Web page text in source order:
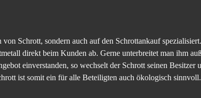
Schrott, sondern auch auf den Schrottankauf
direkt beim Kunden ab. Gerne unterbreitet man ihm
einverstanden, so wechselt der Schrott seinen Besitzer
ist somit ein für alle Beteiligten auch ökologisch sinnvoll.